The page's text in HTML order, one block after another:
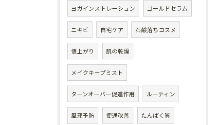
ヨガインストレーション ゴールドセラム
ニキビ 自宅ケア 石鹸落ちコスメ
値上がり 肌の乾燥
メイクキープミスト
ターンオーバー促進作用 ルーティン
風邪予防 便通改善 たんぱく質